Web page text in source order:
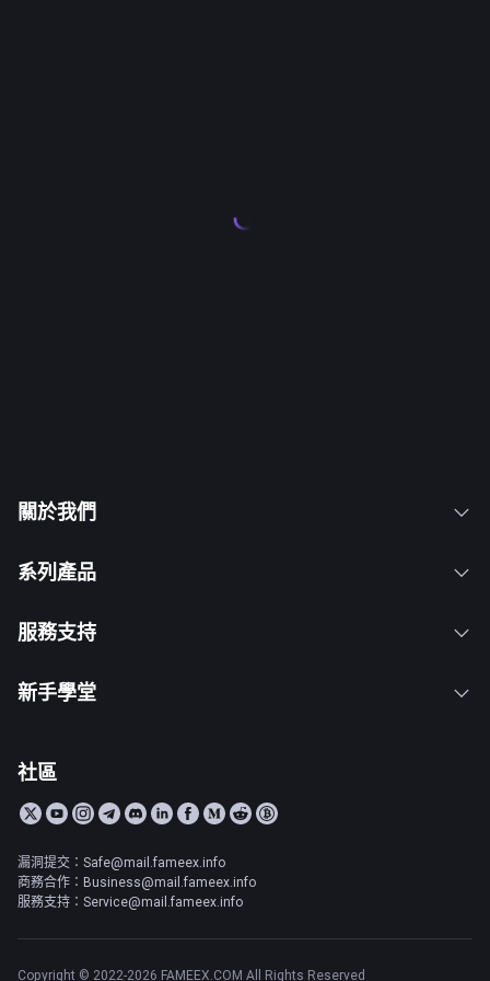
關於我們
系列產品
服務支持
新手學堂
社區
漏洞提交：Safe@mail.fameex.info
商務合作：Business@mail.fameex.info
服務支持：Service@mail.fameex.info
Copyright © 2022-2026 FAMEEX.COM All Rights Reserved